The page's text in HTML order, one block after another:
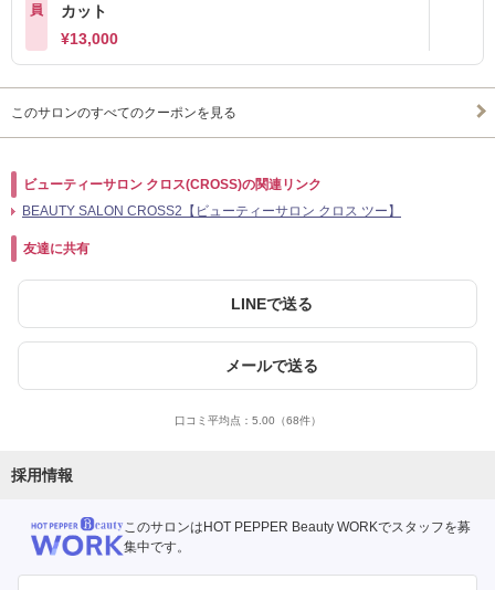
員
カット
¥13,000
このサロンのすべてのクーポンを見る
ビューティーサロン クロス(CROSS)の関連リンク
BEAUTY SALON CROSS2【ビューティーサロン クロス ツー】
友達に共有
LINEで送る
メールで送る
口コミ平均点： 5.00 （68件）
採用情報
このサロンはHOT PEPPER Beauty WORKでスタッフを募
集中です。